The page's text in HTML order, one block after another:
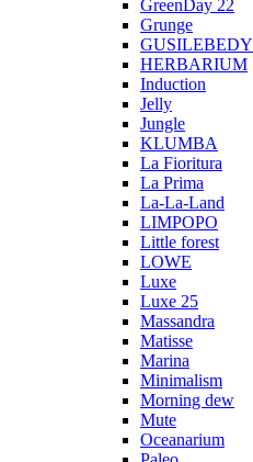
GreenDay 22
Grunge
GUSILEBEDY
HERBARIUM
Induction
Jelly
Jungle
KLUMBA
La Fioritura
La Prima
La-La-Land
LIMPOPO
Little forest
LOWE
Luxe
Luxe 25
Massandra
Matisse
Marina
Minimalism
Morning dew
Mute
Oceanarium